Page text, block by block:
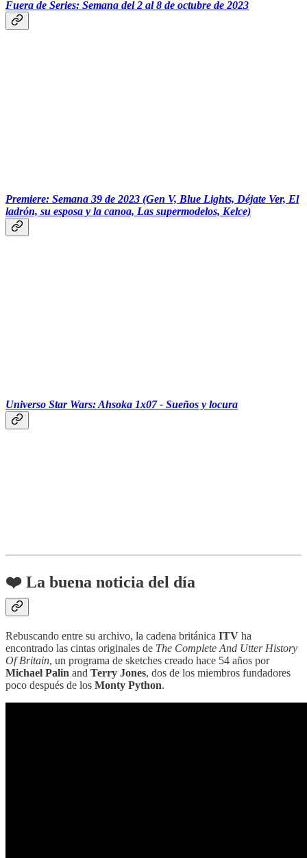
Fuera de Series: Semana del 2 al 8 de octubre de 2023
Premiere: Semana 39 de 2023 (Gen V, Blue Lights, Déjate Ver, El
ladrón, su esposa y la canoa, Las supermodelos, Kelce)
Universo Star Wars: Ahsoka 1x07 - Sueños y locura
❤️ La buena noticia del día
Rebuscando entre su archivo, la cadena británica ITV ha
encontrado las cintas originales de The Complete And Utter History
Of Britain, un programa de sketches creado hace 54 años por
Michael Palin and Terry Jones, dos de los miembros fundadores
poco después de los Monty Python.